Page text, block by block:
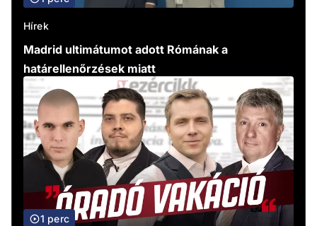
Hírek
Madrid ultimátumot adott Rómának a
határellenőrzések miatt
1 perc